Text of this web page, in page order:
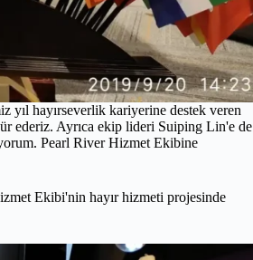
yıl hayırseverlik kariyerine destek veren
ederiz. Ayrıca ekip lideri Suiping Lin'e de
Pearl River Hizmet Ekibine
Ekibi'nin hayır hizmeti projesinde